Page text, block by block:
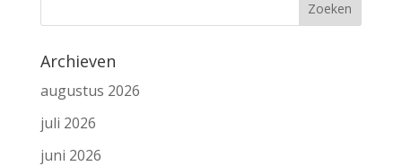
Archieven
augustus 2026
juli 2026
juni 2026